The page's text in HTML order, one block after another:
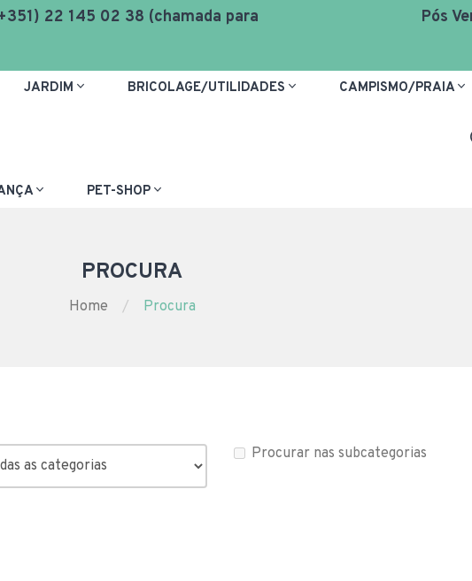
22 145 02 38 (chamada para
Pós
JARDIM BRICOLAGE/UTILIDADES CAMPISMO/PRAIA
PET-SHOP
PROCURA
Home Procura
Procurar nas subcategorias